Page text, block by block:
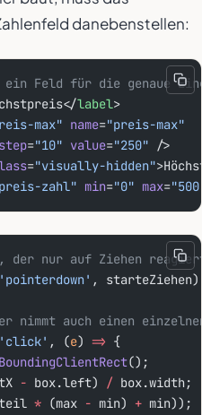
danebenstellen:
Feld für die genaue
label>
max" name="preis-max"
step="10" value="250" />
="visually-hidden"
zahl" min="0" max=
der nur auf Ziehen
'pointerdown' ,
nimmt auch einen
'click' , (e) => {
();
- box.left) / box.width;
* (max - min) + min));